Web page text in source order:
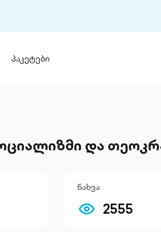
პაკეტები
და
ნახვა
2555